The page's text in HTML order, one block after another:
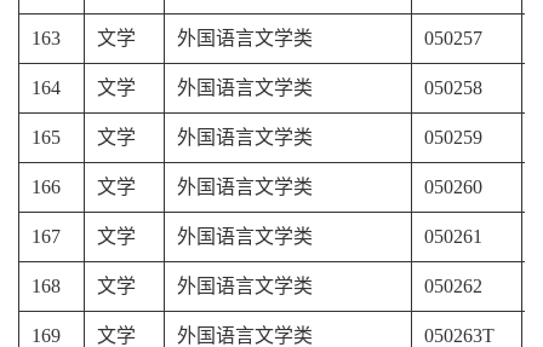
163 文学 外国语言文学类 050257
164 文学 外国语言文学类 050258
165 文学 外国语言文学类 050259
166 文学 外国语言文学类 050260
167 文学 外国语言文学类 050261
168 文学 外国语言文学类 050262
169 文学 外国语言文学类 050263T